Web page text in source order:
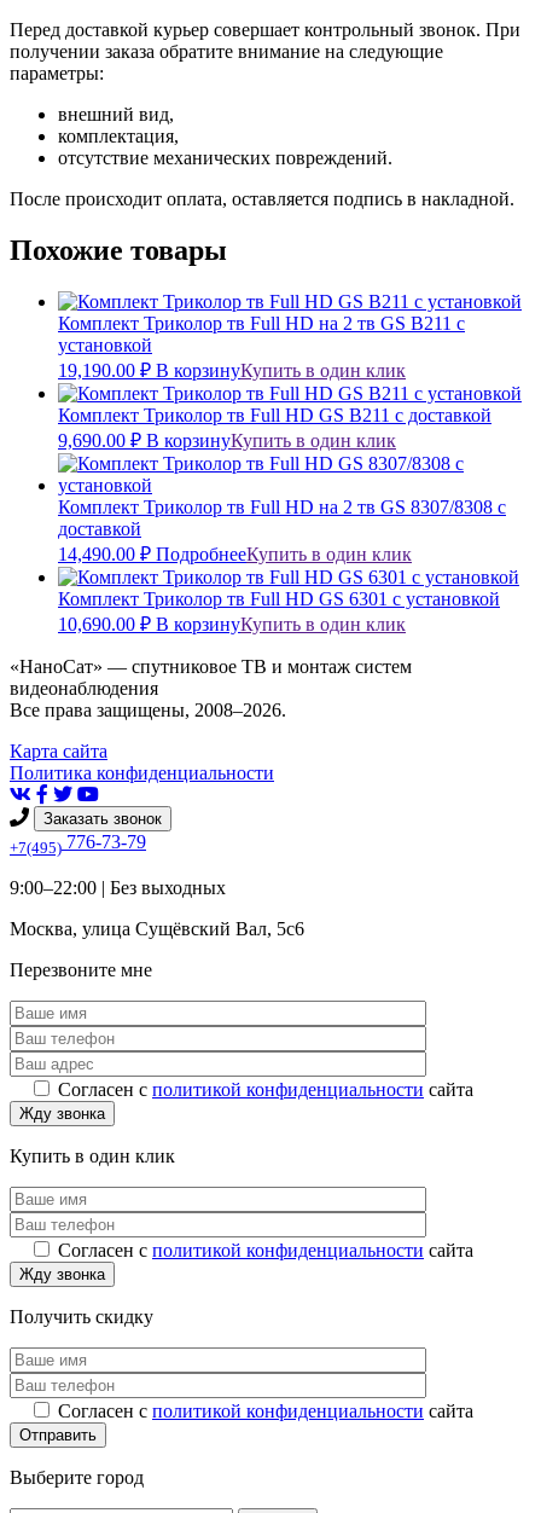
Перед доставкой курьер совершает контрольный звонок. При
получении заказа обратите внимание на следующие
параметры:
внешний вид,
комплектация,
отсутствие механических повреждений.
После происходит оплата, оставляется подпись в накладной.
Похожие товары
Комплект Триколор тв Full HD на 2 тв GS B211 с
установкой
19,190.00 ₽ В корзинуКупить в один клик
Комплект Триколор тв Full HD GS B211 с доставкой
9,690.00 ₽ В корзинуКупить в один клик
Комплект Триколор тв Full HD на 2 тв GS 8307/8308 с
доставкой
14,490.00 ₽ ПодробнееКупить в один клик
Комплект Триколор тв Full HD GS 6301 с установкой
10,690.00 ₽ В корзинуКупить в один клик
«НаноСат» — спутниковое ТВ и монтаж систем
видеонаблюдения
Все права защищены, 2008–2026.
Карта сайта
Политика конфиденциальности
Заказать звонок
+7(495) 776-73-79
9:00–22:00 | Без выходных
Москва, улица Сущёвский Вал, 5с6
Перезвоните мне
Согласен с политикой конфиденциальности сайта
Купить в один клик
Согласен с политикой конфиденциальности сайта
Получить скидку
Согласен с политикой конфиденциальности сайта
Выберите город